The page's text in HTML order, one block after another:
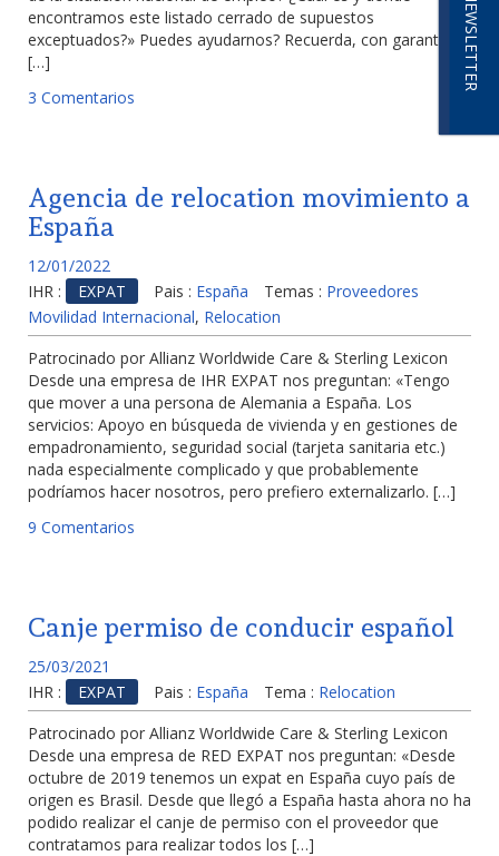
NEWSLETTER
encontramos este listado cerrado de supuestos
exceptuados?» Puedes ayudarnos? Recuerda, con garantía
[…]
3 Comentarios
Agencia de relocation movimiento a
España
12/01/2022
IHR :
EXPAT Pais : España Temas : Proveedores
Movilidad Internacional, Relocation
Patrocinado por Allianz Worldwide Care & Sterling Lexicon
Desde una empresa de IHR EXPAT nos preguntan: «Tengo
que mover a una persona de Alemania a España. Los
servicios: Apoyo en búsqueda de vivienda y en gestiones de
empadronamiento, seguridad social (tarjeta sanitaria etc.)
nada especialmente complicado y que probablemente
podríamos hacer nosotros, pero prefiero externalizarlo. […]
9 Comentarios
Canje permiso de conducir español
25/03/2021
IHR :
EXPAT Pais : España Tema : Relocation
Patrocinado por Allianz Worldwide Care & Sterling Lexicon
Desde una empresa de RED EXPAT nos preguntan: «Desde
octubre de 2019 tenemos un expat en España cuyo país de
origen es Brasil. Desde que llegó a España hasta ahora no ha
podido realizar el canje de permiso con el proveedor que
contratamos para realizar todos los […]